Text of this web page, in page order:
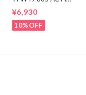
¥6,930
10%OFF